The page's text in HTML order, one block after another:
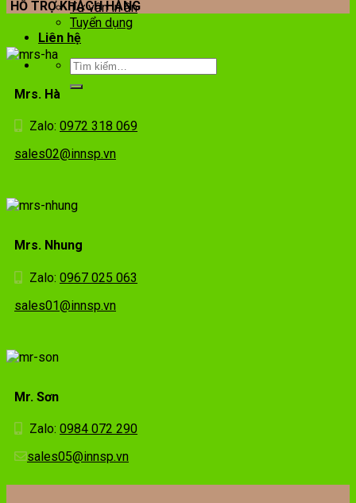
Tư vấn in ấn
Tuyển dụng
Liên hệ
HỖ TRỢ KHÁCH HÀNG
Mrs. Hà
Zalo: 0972 318 069
sales02@innsp.vn
Mrs. Nhung
Zalo: 0967 025 063
sales01@innsp.vn
Mr. Sơn
Zalo: 0984 072 290
sales05@innsp.vn